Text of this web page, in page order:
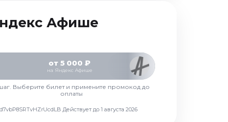
Афише
от 5 000 ₽
на Яндекс Афише
Выберите билет и примените промокод до
оплаты
Действует до 1 августа 2026